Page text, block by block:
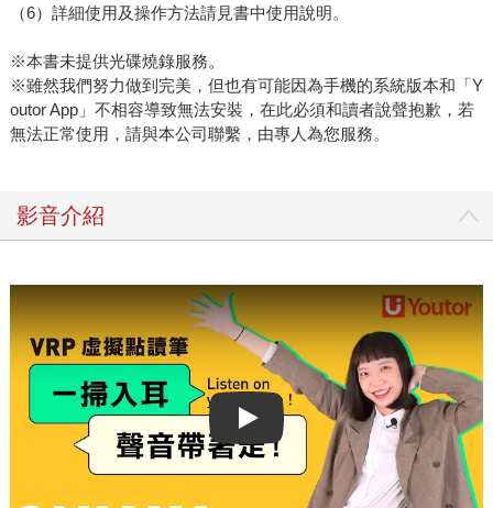
（6）詳細使用及操作方法請見書中使用說明。
※本書未提供光碟燒錄服務。
※雖然我們努力做到完美，但也有可能因為手機的系統版本和「Y
outor App」不相容導致無法安裝，在此必須和讀者說聲抱歉，若
無法正常使用，請與本公司聯繫，由專人為您服務。
影音介紹
Play video